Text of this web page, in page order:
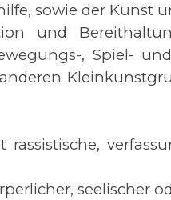
sowie der Kunst
und
, Spiel-
seelischer